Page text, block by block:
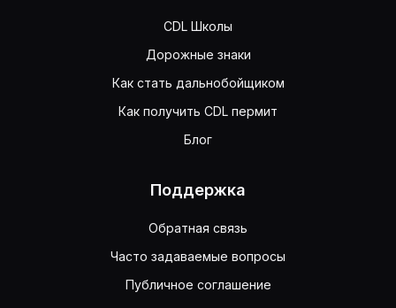
CDL Школы
Дорожные знаки
Как стать дальнобойщиком
Как получить CDL пермит
Блог
Поддержка
Обратная связь
Часто задаваемые вопросы
Публичное соглашение